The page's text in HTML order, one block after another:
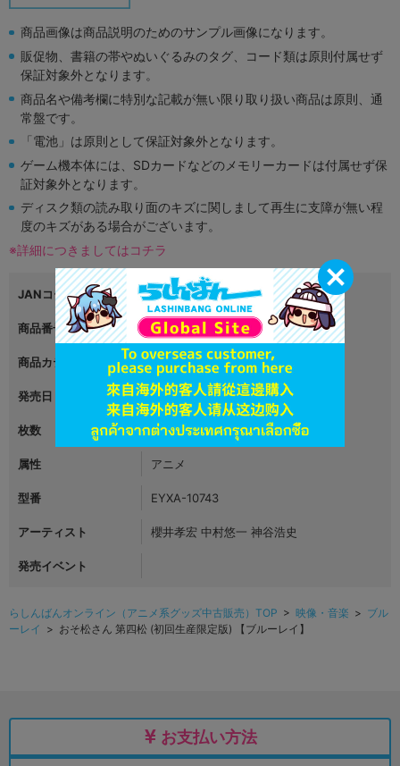
商品画像は商品説明のためのサンプル画像になります。
販促物、書籍の帯やぬいぐるみのタグ、コード類は原則付属せず
保証対象外となります。
商品名や備考欄に特別な記載が無い限り取り扱い商品は原則、通
常盤です。
「電池」は原則として保証対象外となります。
ゲーム機本体には、SDカードなどのメモリーカードは付属せず保
証対象外となります。
ディスク類の読み取り面のキズに関しまして再生に支障が無い程
度のキズがある場合がございます。
※詳細につきましてはコチラ
JANコード 4562475257434
商品番号 L02874440
商品カテゴリ 映像・音楽
発売日 2016年04月29日
枚数 1
属性 アニメ
型番 EYXA-10743
アーティスト 櫻井孝宏 中村悠一 神谷浩史
発売イベント
らしんばんオンライン（アニメ系グッズ中古販売）TOP > 映像・音楽 > ブル
ーレイ > おそ松さん 第四松 (初回生産限定版) 【ブルーレイ】
お支払い方法